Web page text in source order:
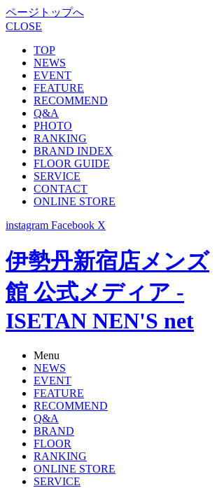
ページトップへ
CLOSE
TOP
NEWS
EVENT
FEATURE
RECOMMEND
Q&A
PHOTO
RANKING
BRAND INDEX
FLOOR GUIDE
SERVICE
CONTACT
ONLINE STORE
instagram Facebook X
伊勢丹新宿店メンズ
館 公式メディア -
ISETAN NEN'S net
Menu
NEWS
EVENT
FEATURE
RECOMMEND
Q&A
BRAND
FLOOR
RANKING
ONLINE STORE
SERVICE